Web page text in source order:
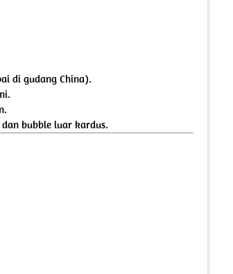
di gudang China).
bubble luar kardus.